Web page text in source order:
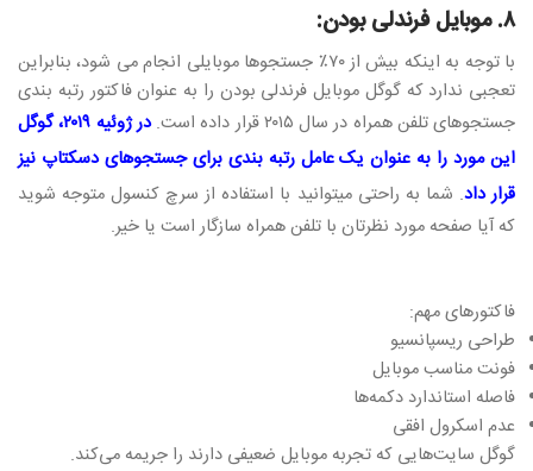
۸. موبایل فرندلی بودن:
با توجه به اینکه بیش از ۷۰٪ جستجوها موبایلی انجام می شود، بنابراین
تعجبی ندارد که گوگل موبایل فرندلی بودن را به عنوان فاکتور رتبه بندی
جستجوهای تلفن همراه در سال ۲۰۱۵ قرار داده است.
در ژوئیه ۲۰۱۹، گوگل
این مورد را به عنوان یک عامل رتبه بندی برای جستجوهای دسکتاپ نیز
قرار داد. شما به راحتی میتوانید با استفاده از سرچ کنسول متوجه شوید
که آیا صفحه مورد نظرتان با تلفن همراه سازگار است یا خیر.
فاکتورهای مهم:
طراحی ریسپانسیو
فونت مناسب موبایل
فاصله استاندارد دکمه‌ها
عدم اسکرول افقی
گوگل سایت‌هایی که تجربه موبایل ضعیفی دارند را جریمه می‌کند.